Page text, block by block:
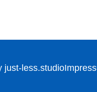
just-less.studio